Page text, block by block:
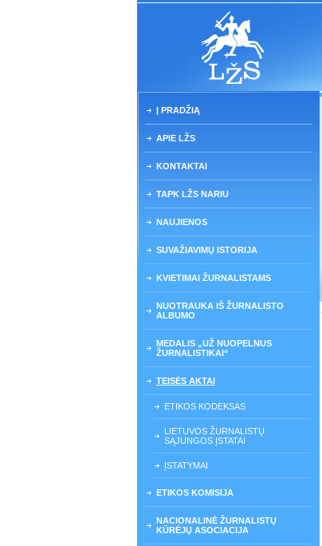
Į PRADŽIĄ
APIE LŽS
KONTAKTAI
TAPK LŽS NARIU
NAUJIENOS
SUVAŽIAVIMŲ ISTORIJA
KVIETIMAI ŽURNALISTAMS
NUOTRAUKA IŠ ŽURNALISTO
ALBUMO
MEDALIS „UŽ NUOPELNUS
ŽURNALISTIKAI“
TEISĖS AKTAI
ETIKOS KODEKSAS
LIETUVOS ŽURNALISTŲ
SĄJUNGOS ĮSTATAI
ĮSTATYMAI
ETIKOS KOMISIJA
NACIONALINĖ ŽURNALISTŲ
KŪRĖJŲ ASOCIACIJA